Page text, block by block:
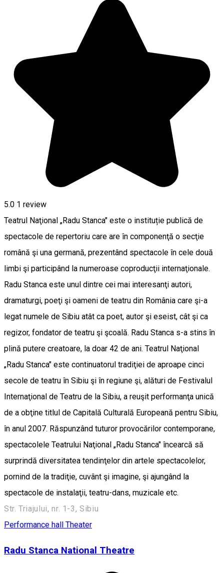
5.0 1 review
Teatrul Naţional „Radu Stanca" este o instituție publică de
spectacole de repertoriu care are în componenţă o secţie
română şi una germană, prezentând spectacole în cele două
limbi şi participând la numeroase coproducţii internaţionale.
Radu Stanca este unul dintre cei mai interesanţi autori,
dramaturgi, poeţi şi oameni de teatru din România care şi-a
legat numele de Sibiu atât ca poet, autor şi eseist, cât şi ca
regizor, fondator de teatru şi şcoală. Radu Stanca s-a stins în
plină putere creatoare, la doar 42 de ani. Teatrul Naţional
„Radu Stanca" este continuatorul tradiţiei de aproape cinci
secole de teatru în Sibiu şi în regiune şi, alături de Festivalul
Internaţional de Teatru de la Sibiu, a reuşit performanţa unică
de a obţine titlul de Capitală Culturală Europeană pentru Sibiu,
în anul 2007. Răspunzând tuturor provocărilor contemporane,
spectacolele Teatrului Naţional „Radu Stanca" încearcă să
surprindă diversitatea tendinţelor din artele spectacolelor,
pornind de la tradiţie, cuvânt şi imagine, şi ajungând la
spectacole de instalaţii, teatru-dans, muzicale etc.
Str. Triajului, nr. 1-3, Sibiu
Performance hall Theater
Radu Stanca National Theatre